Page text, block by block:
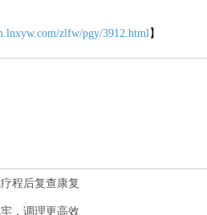
zlfw/pgy/3912.html】
程后复查康复
，调理更高效